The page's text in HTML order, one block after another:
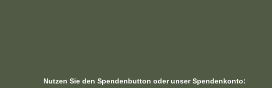
Nutzen Sie den Spendenbutton oder unser Spendenkonto: